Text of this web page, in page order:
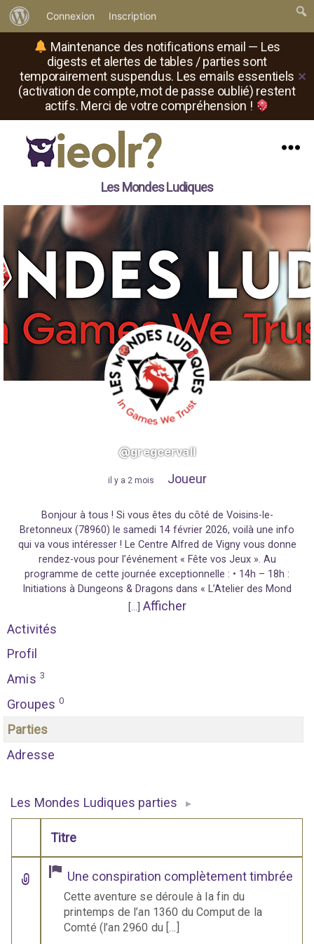
Maintenance des notifications email — Les
digests et alertes de tables / parties sont
temporairement suspendus. Les emails essentiels
(activation de compte, mot de passe oublié) restent
actifs. Merci de votre compréhension !
✕
propos
de
WordPress
Connexion Inscription
où
le
rôliste
?
Les Mondes Ludiques
@gregcervall
il y a 2 mois Joueur
Bonjour à tous ! Si vous êtes du côté de Voisins-le-
Bretonneux (78960) le samedi 14 février 2026, voilà une info
qui va vous intéresser ! Le Centre Alfred de Vigny vous donne
rendez-vous pour l’événement « Fête vos Jeux ». Au
programme de cette journée exceptionnelle : • 14h – 18h :
Initiations à Dungeons & Dragons dans « L’Atelier des Mond
[…] Afficher
Activités
Profil
Amis 3
Groupes 0
Parties
Adresse
Les Mondes Ludiques parties ▸
Comporte des pièces jointes
Titre
Une conspiration complètement timbrée
Cette aventure se déroule à la fin du
printemps de l’an 1360 du Comput de la
Comté (l’an 2960 du […]